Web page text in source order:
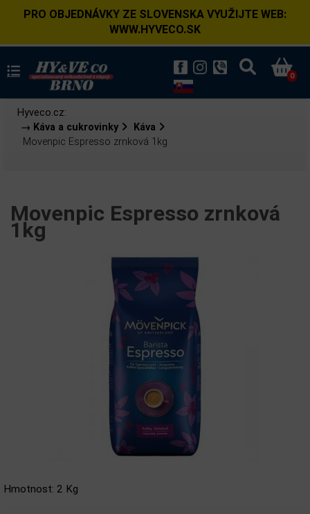
PRO OBJEDNÁVKY ZE SLOVENSKA VYUŽIJTE WEB:
WWW.HYVECO.SK
0
Hyveco.cz:
→ Káva a cukrovinky
Káva
Movenpic Espresso zrnková 1kg
Movenpic Espresso zrnková
1kg
Hmotnost: 2 Kg